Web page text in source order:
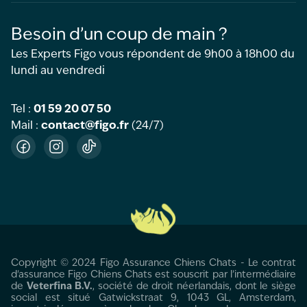
Besoin d’un coup de main ?
Les Experts Figo vous répondent de 9h00 à 18h00 du
lundi au vendredi
Tel : 01 59 20 07 50
Mail : contact@figo.fr (24/7)
FacebookInstagramTikTok
Copyright © 2024 Figo Assurance Chiens Chats - Le contrat
d'assurance Figo Chiens Chats est souscrit par l’intermédiaire
de Veterfina B.V., société de droit néerlandais, dont le siège
social est situé Gatwickstraat 9, 1043 GL, Amsterdam,